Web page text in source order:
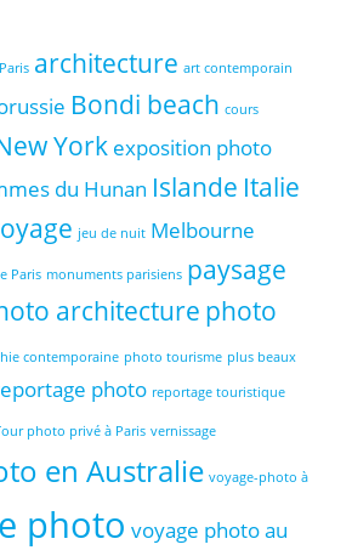
architecture art contemporain
Bondi beach cours
York exposition photo
du Hunan Islande Italie
jeu de nuit Melbourne
Paris monuments parisiens paysage
architecture photo
contemporaine photo tourisme plus beaux
photo reportage touristique
photo privé à Paris vernissage
en Australie voyage-photo à
photo voyage photo au